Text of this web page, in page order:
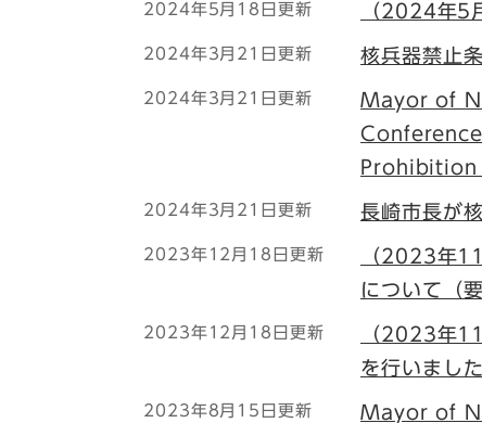
2024年5月18日更新 （2024年5
2024年3月21日更新 核兵器禁止
2024年3月21日更新
Mayor of
2024年3月21日更新 長崎市長が
2023年12月18日更新
（2023年
について（要
2023年12月18日更新
（2023年
を行いました
2023年8月15日更新
Mayor of